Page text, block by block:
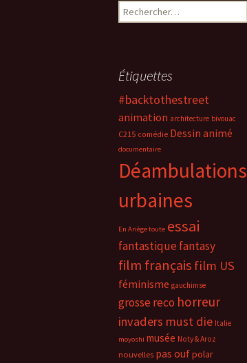
Rechercher :
Étiquettes
#backtothestreet
animation architecture bivouac
C215 comédie Dessin animé
documentaire
Déambulations
urbaines
En Ariège toute essai
fantastiquefantasy
film français film US
féminisme gauchimse
grosse reco horreur
invaders must die Italie
moyoshi musée Noty & Aroz
nouvelles pas oufpolar